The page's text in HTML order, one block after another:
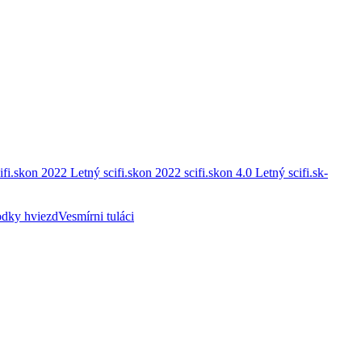
2022 Letný scifi.skon 2022 scifi.skon 4.0 Letný scifi.sk-
hviezdVesmírni tuláci